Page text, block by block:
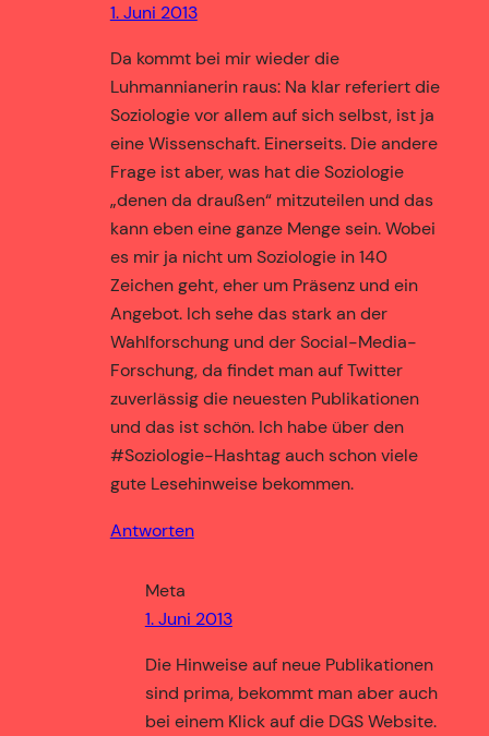
1. Juni 2013
Da kommt bei mir wieder die
Luhmannianerin raus: Na klar referiert die
Soziologie vor allem auf sich selbst, ist ja
eine Wissenschaft. Einerseits. Die andere
Frage ist aber, was hat die Soziologie
„denen da draußen“ mitzuteilen und das
kann eben eine ganze Menge sein. Wobei
es mir ja nicht um Soziologie in 140
Zeichen geht, eher um Präsenz und ein
Angebot. Ich sehe das stark an der
Wahlforschung und der Social-Media-
Forschung, da findet man auf Twitter
zuverlässig die neuesten Publikationen
und das ist schön. Ich habe über den
#Soziologie-Hashtag auch schon viele
gute Lesehinweise bekommen.
Antworten
Meta
1. Juni 2013
Die Hinweise auf neue Publikationen
sind prima, bekommt man aber auch
bei einem Klick auf die DGS Website.